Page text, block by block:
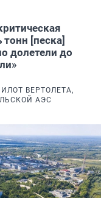
тонн [песка]
долетели до
ВЕРТОЛЕТА,
АЭС